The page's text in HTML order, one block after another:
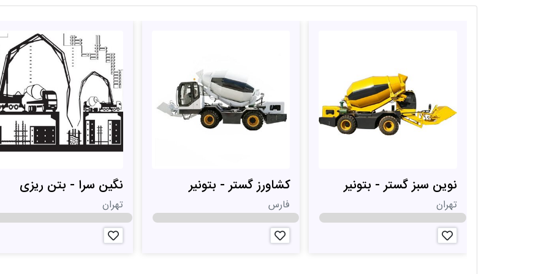
نوین سبز گستر - بتونیر
تهران
کشاورز گستر - بتونیر
فارس
نگین سرا - بتن ریزی
تهران